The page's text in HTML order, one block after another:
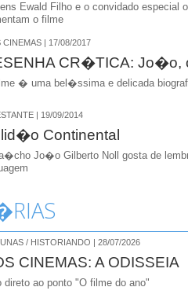
Ewald Filho e o convidado
o filme
CINEMAS | 17/08/2017
CR�TICA: Jo�o,
� uma bel�ssima e delicada
| 19/09/2014
Continental
Jo�o Gilberto Noll gosta de
/ HISTORIANDO | 28/07/2026
CINEMAS: A ODISSEIA
direto ao ponto "O filme do ano"